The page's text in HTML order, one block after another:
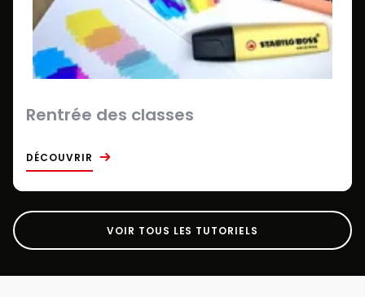
Rentrée des classes
DÉCOUVRIR
VOIR TOUS LES TUTORIELS